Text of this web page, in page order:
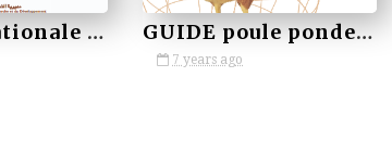
Conduite rationale d'élevage ovins bovins GUIDE poule pondeuse
7 years ago